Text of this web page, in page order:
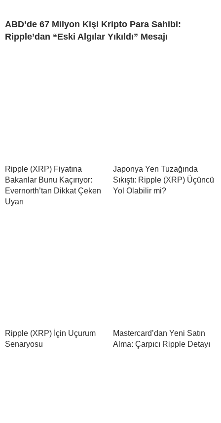
ABD’de 67 Milyon Kişi Kripto Para Sahibi:
Ripple’dan “Eski Algılar Yıkıldı” Mesajı
Ripple (XRP) Fiyatına
Bakanlar Bunu Kaçırıyor:
Evernorth’tan Dikkat Çeken
Uyarı
Japonya Yen Tuzağında
Sıkıştı: Ripple (XRP) Üçüncü
Yol Olabilir mi?
Ripple (XRP) İçin Uçurum
Senaryosu
Mastercard’dan Yeni Satın
Alma: Çarpıcı Ripple Detayı